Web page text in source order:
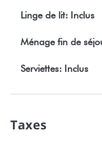
Linge de lit: Inclus
Ménage fin de
Serviettes: Inclus
Taxes